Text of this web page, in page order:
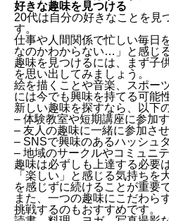
好きな趣味を見つける
20代は自分の好きなことを見
す。
仕事や人間関係で忙しい毎日
なのかわからない…」と感じ
趣味を見つけるには、まず子
を思い出してみましょう。
絵を描くことや音楽、スポー
には今でも興味を持てる可能
新しい趣味を探すなら、以下
– 体験教室や短期講座に参加
– 友人の趣味に一緒に参加さ
– SNSで興味のあるハッシュ
– 地域のサークルやコミュニ
趣味は必ずしも上達する必要
「楽しい」と感じる気持ちを
を感じずに続けることが重要
また、一つの趣味にこだわら
挑戦するのもおすすめです。